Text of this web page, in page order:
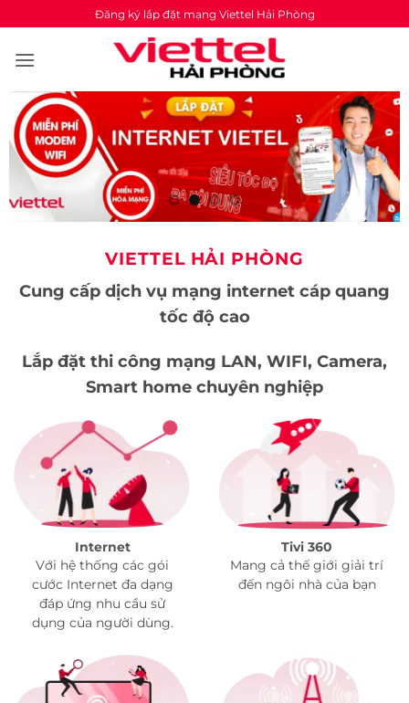
content
Đăng ký lắp đặt mạng Viettel Hải Phòng
VIETTEL HẢI PHÒNG
Cung cấp dịch vụ mạng internet cáp quang
tốc độ cao
Lắp đặt thi công mạng LAN, WIFI, Camera,
Smart home chuyên nghiệp
Internet
Với hệ thống các gói
cước Internet đa dạng
đáp ứng nhu cầu sử
dụng của người dùng.
Tivi 360
Mang cả thế giới giải trí
đến ngôi nhà của bạn